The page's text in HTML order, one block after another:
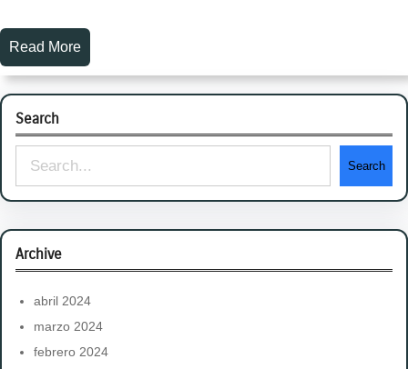
Read More
Search
e
r
c
h
Search
Archive
abril 2024
marzo 2024
febrero 2024